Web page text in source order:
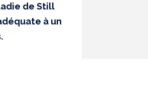
de Still
à un